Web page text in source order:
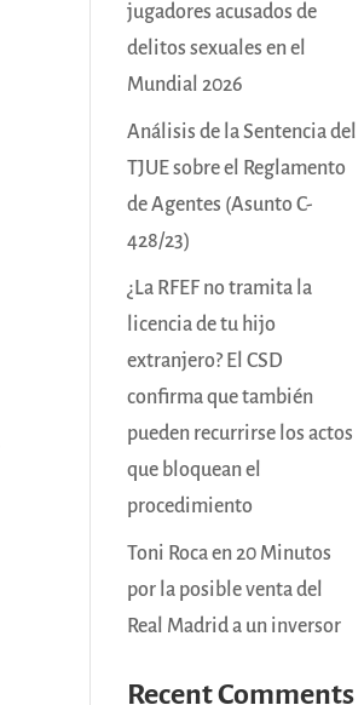
jugadores acusados de
delitos sexuales en el
Mundial 2026
Análisis de la Sentencia del
TJUE sobre el Reglamento
de Agentes (Asunto C-
428/23)
¿La RFEF no tramita la
licencia de tu hijo
extranjero? El CSD
confirma que también
pueden recurrirse los actos
que bloquean el
procedimiento
Toni Roca en 20 Minutos
por la posible venta del
Real Madrid a un inversor
Recent Comments